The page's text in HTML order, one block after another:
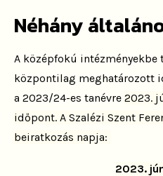
Néhány
A középfokú intézményekbe
központilag meghatározott
a 2023/24-es tanévre 2023.
időpont. A Szalézi Szent
beiratkozás napja:
2023.